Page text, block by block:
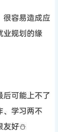
很容易造成应
业规划的缘
后可能上不了
、学习两不
友好⛄